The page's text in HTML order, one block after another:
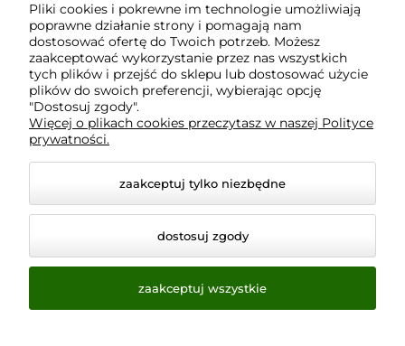
Płatności i dostawa
Informacje
O nas
Pliki cookies i pokrewne im technologie umożliwiają
poprawne działanie strony i pomagają nam
dostosować ofertę do Twoich potrzeb. Możesz
zaakceptować wykorzystanie przez nas wszystkich
tych plików i przejść do sklepu lub dostosować użycie
plików do swoich preferencji, wybierając opcję
"Dostosuj zgody".
Więcej o plikach cookies przeczytasz w naszej Polityce
prywatności.
zaakceptuj tylko niezbędne
dostosuj zgody
zaakceptuj wszystkie